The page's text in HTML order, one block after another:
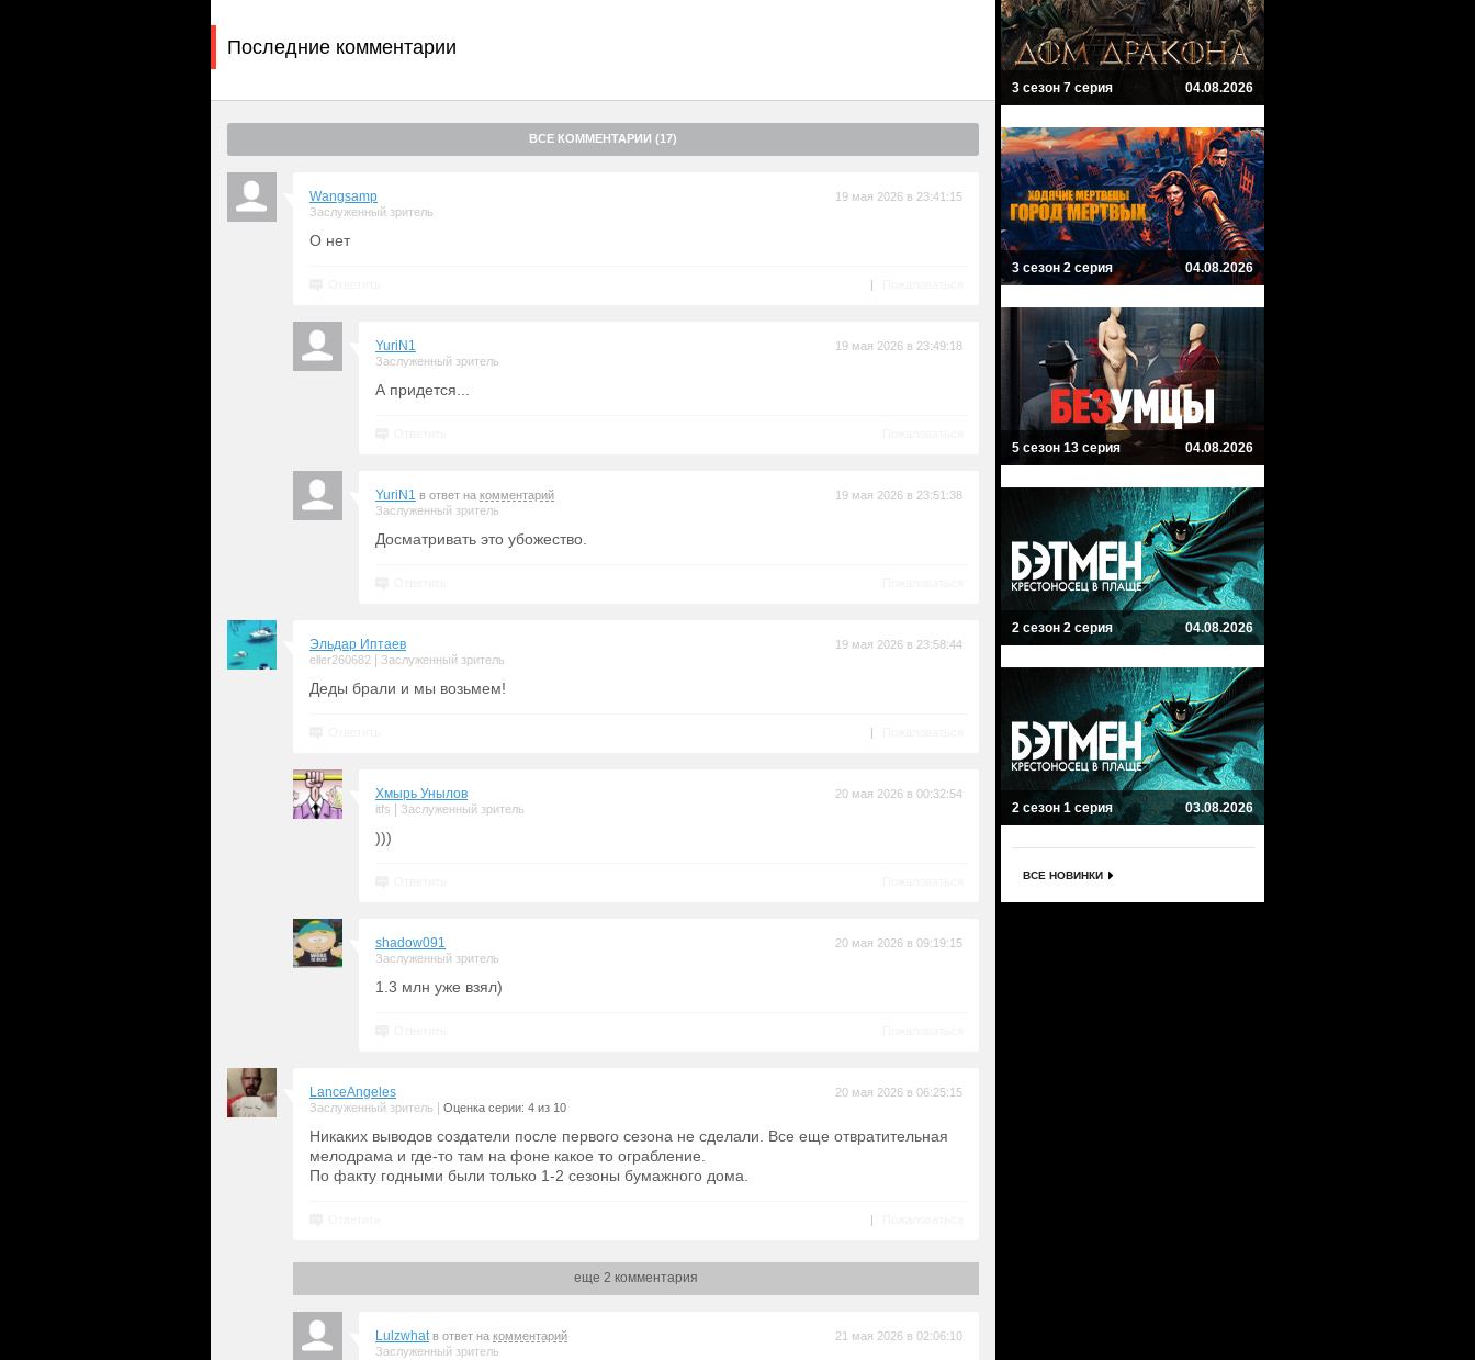
Последние комментарии
ВСЕ КОММЕНТАРИИ (17)
Wangsamp
Заслуженный зритель
19 мая 2026 в 23:41:15
О нет
|
YuriN1
Заслуженный зритель
19 мая 2026 в 23:49:18
А придется...
YuriN1 в ответ на комментарий
Заслуженный зритель
19 мая 2026 в 23:51:38
Досматривать это убожество.
Эльдар Иптаев
eller260682 Заслуженный зритель
19 мая 2026 в 23:58:44
Деды брали и мы возьмем!
|
Хмырь Унылов
itfs Заслуженный зритель
20 мая 2026 в 00:32:54
)))
shadow091
Заслуженный зритель
20 мая 2026 в 09:19:15
1.3 млн уже взял)
LanceAngeles
Заслуженный зритель Оценка серии: 4 из 10
20 мая 2026 в 06:25:15
Никаких выводов создатели после первого сезона не сделали. Все еще отвратительная
мелодрама и где-то там на фоне какое то ограбление.
По факту годными были только 1-2 сезоны бумажного дома.
|
еще 2 комментария
Lulzwhat в ответ на комментарий
Заслуженный зритель
21 мая 2026 в 02:06:10
3 сезон 7 серия 04.08.2026
3 сезон 2 серия 04.08.2026
5 сезон 13 серия 04.08.2026
2 сезон 2 серия 04.08.2026
2 сезон 1 серия 03.08.2026
ВСЕ НОВИНКИ